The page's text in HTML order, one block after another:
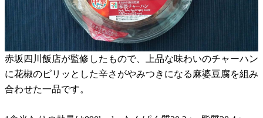
赤坂四川飯店が監修したもので、上品な味わいのチャーハン
に花椒のピリッとした辛さがやみつきになる麻婆豆腐を組み
合わせた一品です。